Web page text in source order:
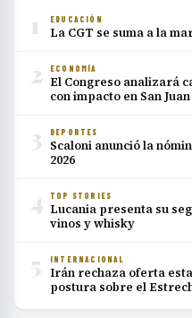
1 EDUCACIÓN
La CGT se suma a la
2 ECONOMÍA
El Congreso analizará
con impacto en San Juan
3 DEPORTES
Scaloni anunció la
2026
4 TOP STORIES
Lucania presenta su
vinos y whisky
5 INTERNACIONAL
Irán rechaza oferta
postura sobre el